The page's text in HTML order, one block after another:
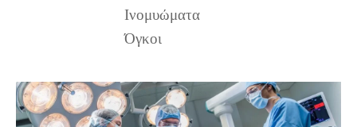
Ινομυώματα
Όγκοι